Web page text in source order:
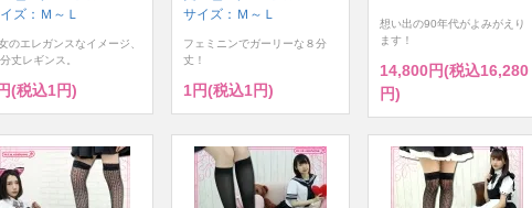
ズ：Ｍ～Ｌ
のエレガンスなイメージ、
丈レギンス。
(税込1円)
サイズ：Ｍ～Ｌ
フェミニンでガーリーな８分
丈！
1円(税込1円)
想い出の90年代がよみがえり
ます！
14,800円(税込16,280
円)